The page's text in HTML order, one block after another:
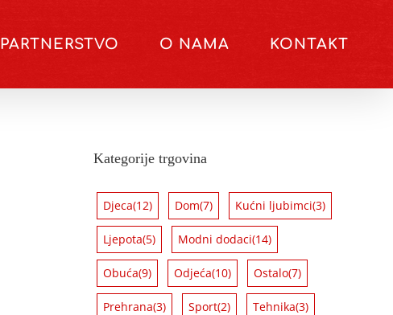
PARTNERSTVO O NAMA KONTAKT
Kategorije trgovina
Djeca(12) Dom(7) Kućni ljubimci(3)
Ljepota(5) Modni dodaci(14)
Obuća(9) Odjeća(10) Ostalo(7)
Prehrana(3) Sport(2) Tehnika(3)